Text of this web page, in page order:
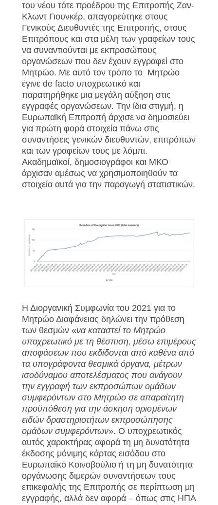
του νέου τότε προέδρου της Επιτροπής Ζαν-
Κλωντ Γιουνκέρ, απαγορεύτηκε στους
Γενικούς Διευθυντές της Επιτροπής, στους
Επιτρόπους και στα μέλη των γραφείων τους
να συναντιούνται με εκπροσώπους
οργανώσεων που δεν έχουν εγγραφεί στο
Μητρώο. Με αυτό τον τρόπο το Μητρώο
έγινε de facto υποχρεωτικό και
παρατηρήθηκε μια μεγάλη αύξηση στις
εγγραφές οργανώσεων. Την ίδια στιγμή, η
Ευρωπαϊκή Επιτροπή άρχισε να δημοσιεύει
για πρώτη φορά στοιχεία πάνω στις
συναντήσεις γενικών διευθυντών, επιτρόπων
και των γραφείων τους με λόμπι.
Ακαδημαϊκοί, δημοσιογράφοι και ΜΚΟ
άρχισαν αμέσως να χρησιμοποιηθούν τα
στοιχεία αυτά για την παραγωγή στατιστικών.
Η Διοργανική Συμφωνία του 2021 για το
Μητρώο Διαφάνειας δηλώνει την πρόθεση
των θεσμών «να καταστεί το Μητρώο
υποχρεωτικό με τη θέσπιση, μέσω επιμέρους
αποφάσεων που εκδίδονται από καθένα από
τα υπογράφοντα θεσμικά όργανα, μέτρων
ισοδύναμου αποτελέσματος που ανάγουν
την εγγραφή των εκπροσώπων ομάδων
συμφερόντων στο Μητρώο σε απαραίτητη
προϋπόθεση για την άσκηση ορισμένων
ειδών δραστηριοτήτων εκπροσώπησης
ομάδων συμφερόντων». Ο υποχρεωτικός
αυτός χαρακτήρας αφορά τη μη δυνατότητα
έκδοσης μόνιμης κάρτας εισόδου στο
Ευρωπαϊκό Κοινοβούλιο ή τη μη δυνατότητα
οργάνωσης διμερών συναντήσεων τους
επικεφαλής της Επιτροπής σε περίπτωση μη
εγγραφής, αλλά δεν αφορά – όπως στις ΗΠΑ